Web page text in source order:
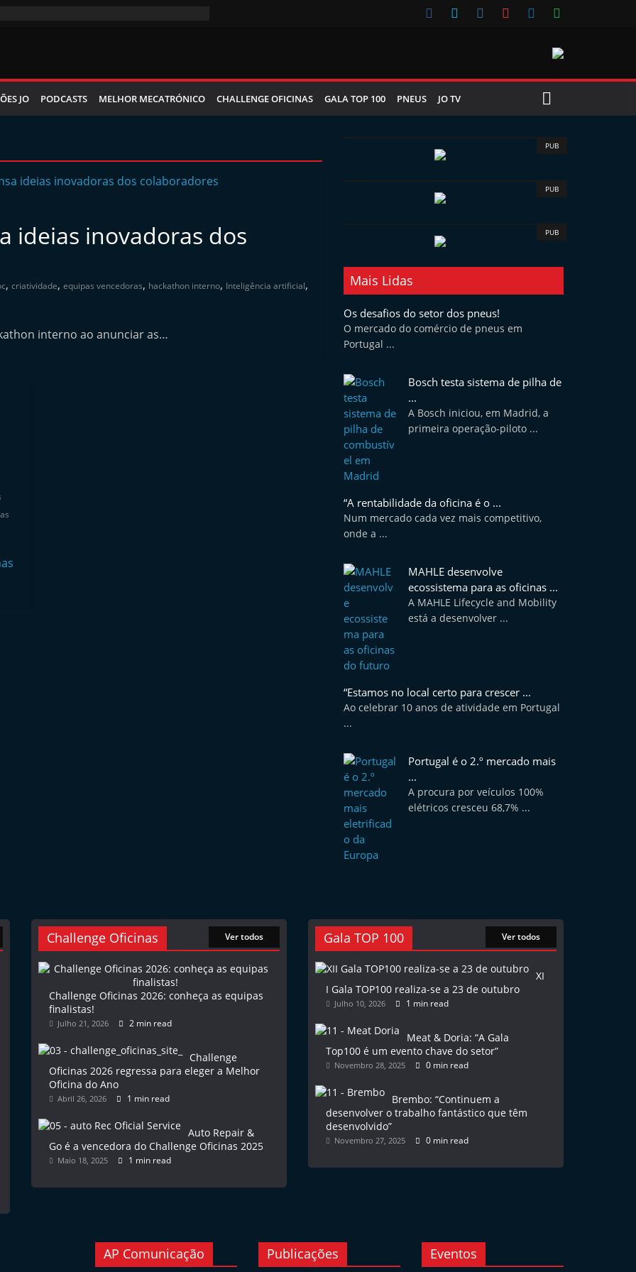
JO PODCASTS MELHOR MECATRÓNICO CHALLENGE OFICINAS GALA TOP 100 PNEUS JO TV
ideias inovadoras dos
, criatividade, equipas vencedoras, hackathon interno, Inteligência artificial,
interno ao anunciar as…
PUB
PUB
PUB
Mais Lidas
Os desafios do setor dos pneus!
O mercado do comércio de pneus em
Portugal ...
Bosch testa sistema de pilha de
...
A Bosch iniciou, em Madrid, a
primeira operação-piloto ...
“A rentabilidade da oficina é o ...
Num mercado cada vez mais competitivo,
onde a ...
MAHLE desenvolve
ecossistema para as oficinas ...
A MAHLE Lifecycle and Mobility
está a desenvolver ...
“Estamos no local certo para crescer ...
Ao celebrar 10 anos de atividade em Portugal
...
Portugal é o 2.º mercado mais
...
A procura por veículos 100%
elétricos cresceu 68,7% ...
Challenge Oficinas Ver todos
Challenge Oficinas 2026: conheça as equipas
finalistas!
Julho 21, 2026 2 min read
Challenge
Oficinas 2026 regressa para eleger a Melhor
Oficina do Ano
Abril 26, 2026 1 min read
Auto Repair &
Go é a vencedora do Challenge Oficinas 2025
Maio 18, 2025 1 min read
Gala TOP 100 Ver todos
XI
I Gala TOP100 realiza-se a 23 de outubro
Julho 10, 2026 1 min read
Meat & Doria: “A Gala
Top100 é um evento chave do setor”
Novembro 28, 2025 0 min read
Brembo: “Continuem a
desenvolver o trabalho fantástico que têm
desenvolvido”
Novembro 27, 2025 0 min read
AP Comunicação Publicações Eventos